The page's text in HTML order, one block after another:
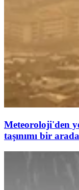
Meteoroloji'den
taşınımı bir arada